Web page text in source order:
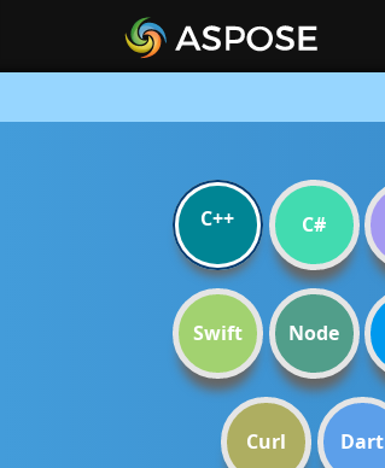
C#
C++
Node
Swift
Dart
Curl